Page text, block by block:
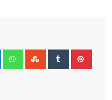
LinkedIn WhatsappStumbleUpon
Tumblr